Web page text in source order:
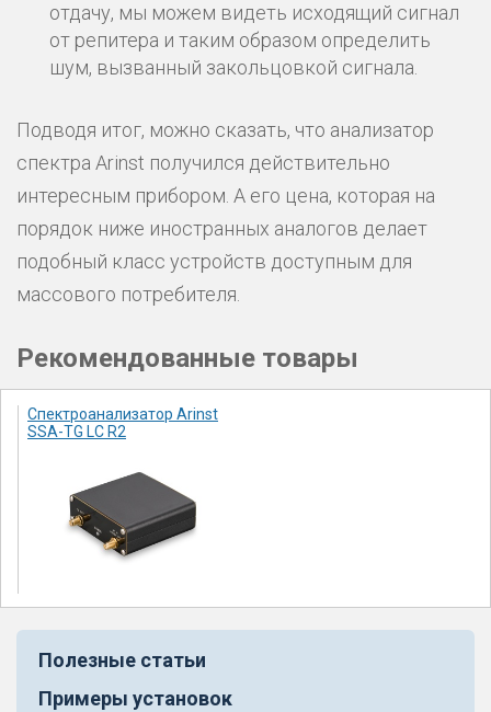
отдачу, мы можем видеть исходящий сигнал
от репитера и таким образом определить
шум, вызванный закольцовкой сигнала.
Подводя итог, можно сказать, что анализатор
спектра Arinst получился действительно
интересным прибором. А его цена, которая на
порядок ниже иностранных аналогов делает
подобный класс устройств доступным для
массового потребителя.
Рекомендованные товары
Спектроанализатор Arinst
SSA-TG LC R2
Полезные статьи
Примеры установок